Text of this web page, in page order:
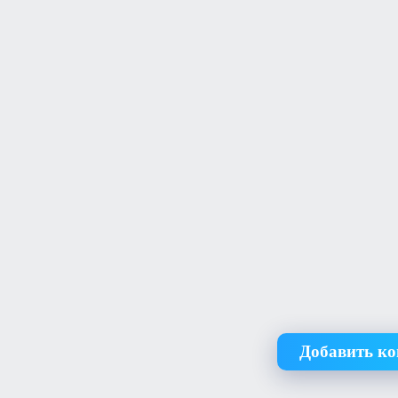
Добавить